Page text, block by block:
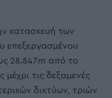
κατασκευή των
επεξεργασμένου
28.847m από το
τις δεξαμενές
δικτύων, τριών